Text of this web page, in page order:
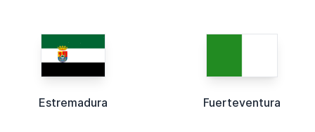
Estremadura Fuerteventura